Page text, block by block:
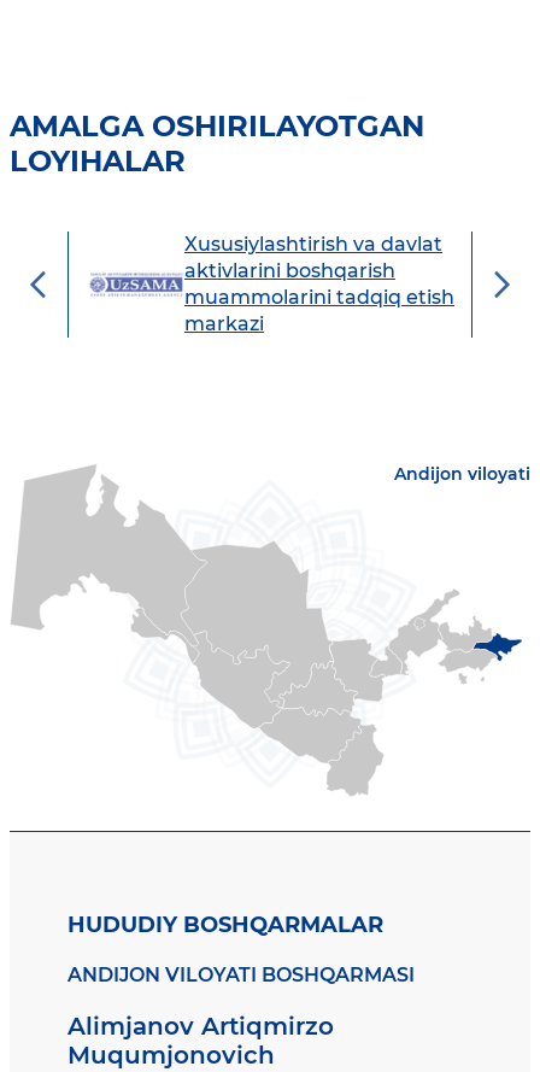
AMALGA OSHIRILAYOTGAN
LOYIHALAR
Xususiylashtirish va davlat
aktivlarini boshqarish
muammolarini tadqiq etish
markazi
Andijon viloyati
HUDUDIY BOSHQARMALAR
ANDIJON VILOYATI BOSHQARMASI
Alimjanov Artiqmirzo
Muqumjonovich